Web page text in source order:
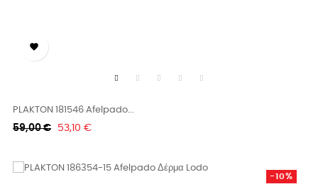

PLAKTON 181546 Afelpado...
Κανονική
59,00 € Τιμή
53,10 €
-10%